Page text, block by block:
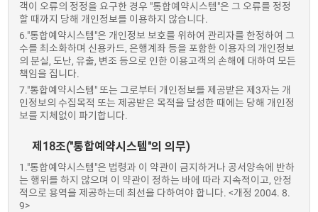
객이 오류의 정정을 요구한 경우 "통합예약시스템"은 그 오류를 정정
할 때까지 당해 개인정보를 이용하지 않습니다.
6."통합예약시스템"은 개인정보 보호를 위하여 관리자를 한정하여 그
수를 최소화하며 신용카드, 은행계좌 등을 포함한 이용자의 개인정보
의 분실, 도난, 유출, 변조 등으로 인한 이용고객의 손해에 대하여 모든
책임을 집니다.
7."통합예약시스템" 또는 그로부터 개인정보를 제공받은 제3자는 개
인정보의 수집목적 또는 제공받은 목적을 달성한 때에는 당해 개인정
보를 지체없이 파기합니다.
제18조("통합예약시스템"의 의무)
1."통합예약시스템"은 법령과 이 약관이 금지하거나 공서양속에 반하
는 행위를 하지 않으며 이 약관이 정하는 바에 따라 지속적이고, 안정
적으로 용역을 제공하는데 최선을 다하여야 합니다. <개정 2004. 8.
9>